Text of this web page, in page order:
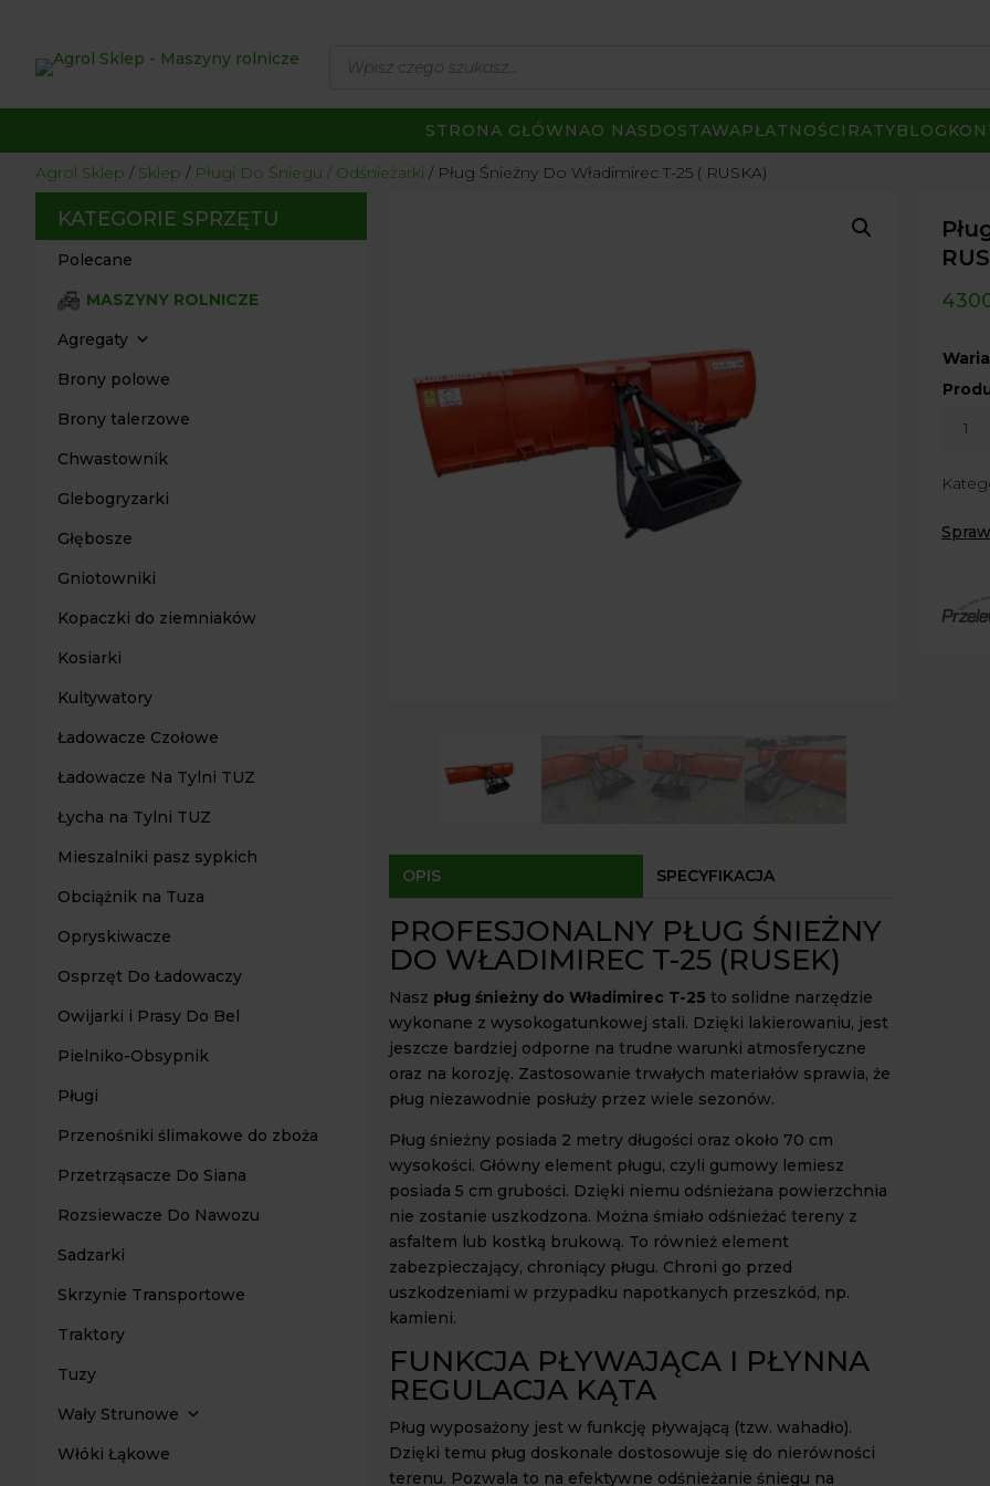
produktów
STRONA GŁÓWNAO NAS DOSTAWAPŁATNOŚCI RATYBLOG
Agrol Sklep Sklep Pługi Do Śniegu / Odśnieżarki Pług Śnieżny Do Władimirec T-25 ( RUSKA)
KATEGORIE SPRZĘTU
Polecane
MASZYNY ROLNICZE
Agregaty
Brony polowe
Brony talerzowe
Chwastownik
Glebogryzarki
Głębosze
Gniotowniki
Kopaczki do ziemniaków
Kosiarki
Kultywatory
Ładowacze Czołowe
Ładowacze Na Tylni TUZ
Łycha na Tylni TUZ
Mieszalniki pasz sypkich
Obciążnik na Tuza
Opryskiwacze
Osprzęt Do Ładowaczy
Owijarki i Prasy Do Bel
Pielniko-Obsypnik
Pługi
Przenośniki ślimakowe do zboża
Przetrząsacze Do Siana
Rozsiewacze Do Nawozu
Sadzarki
Skrzynie Transportowe
Traktory
Tuzy
Wały Strunowe
Włóki Łąkowe
OPIS SPECYFIKACJA
PROFESJONALNY PŁUG ŚNIEŻNY
DO WŁADIMIREC T-25 (RUSEK)
Nasz pług śnieżny do Władimirec T-25 to solidne narzędzie
wykonane z wysokogatunkowej stali. Dzięki lakierowaniu, jest
jeszcze bardziej odporne na trudne warunki atmosferyczne
oraz na korozję. Zastosowanie trwałych materiałów sprawia, że
pług niezawodnie posłuży przez wiele sezonów.
Pług śnieżny posiada 2 metry długości oraz około 70 cm
wysokości. Główny element pługu, czyli gumowy lemiesz
posiada 5 cm grubości. Dzięki niemu odśnieżana powierzchnia
nie zostanie uszkodzona. Można śmiało odśnieżać tereny z
asfaltem lub kostką brukową. To również element
zabezpieczający, chroniący pługu. Chroni go przed
uszkodzeniami w przypadku napotkanych przeszkód, np.
kamieni.
FUNKCJA PŁYWAJĄCA I PŁYNNA
REGULACJA KĄTA
Pług wyposażony jest w funkcję pływającą (tzw. wahadło).
Dzięki temu pług doskonale dostosowuje się do nierówności
terenu. Pozwala to na efektywne odśnieżanie śniegu na
Do
T-
Agrol